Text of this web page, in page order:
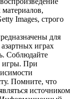
Images, строго
для
играх
Соблюдайте
игры. При
Помните, что
источником